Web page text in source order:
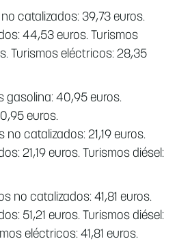
catalizados: 39,73 euros.
44,53 euros. Turismos
Turismos eléctricos: 28,35
gasolina: 40,95 euros.
euros.
no catalizados: 21,19 euros.
21,19 euros. Turismos diésel:
no catalizados: 41,81 euros.
51,21 euros. Turismos diésel:
eléctricos: 41,81 euros.